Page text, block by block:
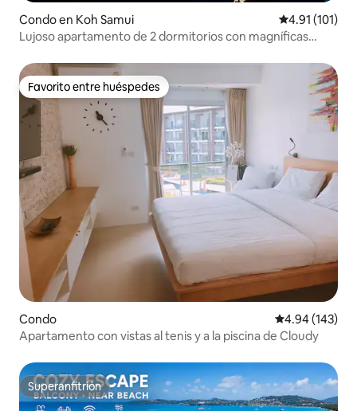
Condo en Koh Samui Calificación
4.91 (101)
Lujoso apartamento de 2 dormitorios con magníficas
Favorito entre huéspedes
Favorito entre huéspedes
Condo Calificación
4.94 (143)
Apartamento con vistas al tenis y a la piscina de Cloudy
Superanfitrión
Superanfitrión